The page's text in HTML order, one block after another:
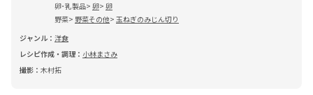
卵･乳製品 卵 卵
野菜
野菜その他 玉ねぎのみじん切り
ジャンル： 洋食
レシピ作成・調理： 小林まさみ
撮影： 木村拓